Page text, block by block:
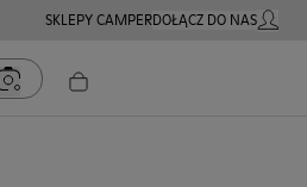
SKLEPY CAMPERDOŁĄCZ DO NASMOJE